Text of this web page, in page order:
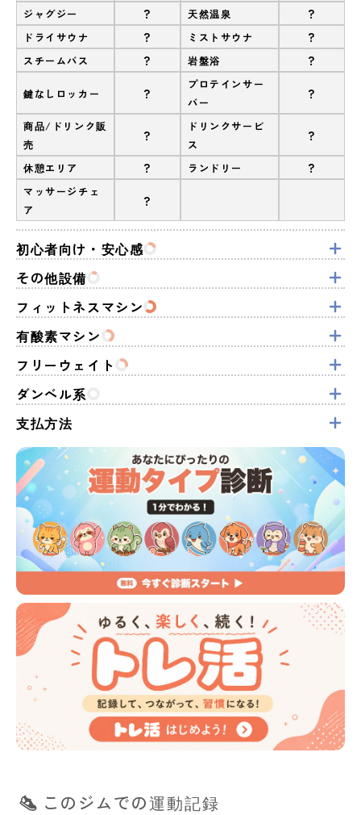
ジャグジー ? 天然温泉 ?
ドライサウナ ? ミストサウナ ?
スチームバス ? 岩盤浴 ?
鍵なしロッカー ?
プロテインサー
バー
?
商品/ドリンク販
売
?
ドリンクサービ
ス
?
休憩エリア ? ランドリー ?
マッサージチェ
ア
?
初心者向け・安心感
その他設備
フィットネスマシン
有酸素マシン
フリーウェイト
ダンベル系
支払方法
このジムでの運動記録